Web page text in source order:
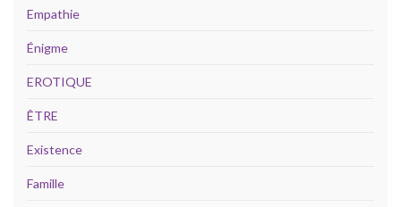
Empathie
Énigme
EROTIQUE
ÊTRE
Existence
Famille